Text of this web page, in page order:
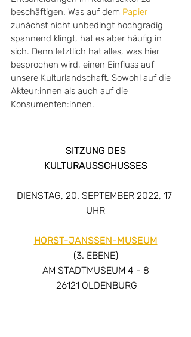
beschäftigen. Was auf dem Papier
zunächst nicht unbedingt hochgradig
spannend klingt, hat es aber häufig in
sich. Denn letztlich hat alles, was hier
besprochen wird, einen Einfluss auf
unsere Kulturlandschaft. Sowohl auf die
Akteur:innen als auch auf die
Konsumenten:innen.
SITZUNG DES
KULTURAUSSCHUSSES
DIENSTAG, 20. SEPTEMBER 2022, 17
UHR
HORST-JANSSEN-MUSEUM
(3. EBENE)
AM STADTMUSEUM 4 - 8
26121 OLDENBURG